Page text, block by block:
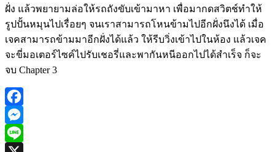
ฝั่ง แล้วพยายามล่อให้รถถังขับเข้ามาหา เพื่อมากดสวิตช์ทำให้
รูปปั้นหมุนไปเรื่อยๆ จนเราสามารถโหนข้ามไปอีกฝั่งนึงได้ เมื่อ
เจคสามารถข้ามมาอีกฝั่งได้แล้ว ให้รีบวิ่งเข้าไปในห้อง แล้วเจค
จะขี่มอเตอร์ไซค์ไปรับเชอรี่และพากันหนีออกไปได้สำเร็จ ก็จะ
จบ Chapter 3
Facebook
Messenger